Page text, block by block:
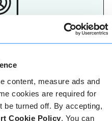
content, measure ads and
cookies are required for
be turned off. By accepting,
Cookie Policy. You can
keuze
het is belangrijk om de
skileraar.